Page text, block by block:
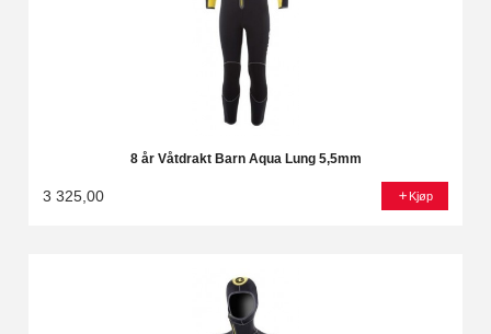
8 år Våtdrakt Barn Aqua Lung 5,5mm
3 325,00 Kjøp